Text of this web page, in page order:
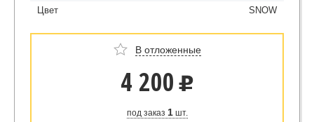
Цвет
SNOW
В отложенные
4 200 u
под заказ 1шт.